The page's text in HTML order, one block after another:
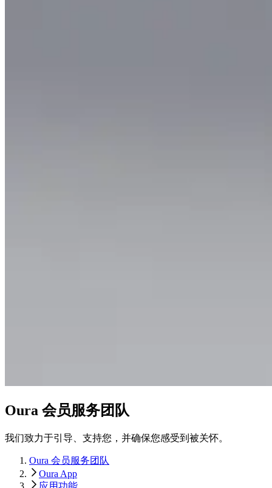
Oura 会员服务团队
我们致力于引导、支持您，并确保您感受到被关怀。
Oura 会员服务团队
Oura App